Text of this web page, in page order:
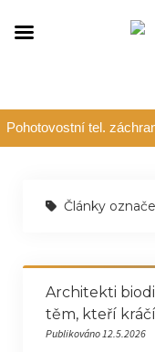
Pohotovostní tel.
Články
Architekti
těm, kteří
Publikováno 12.5.2026